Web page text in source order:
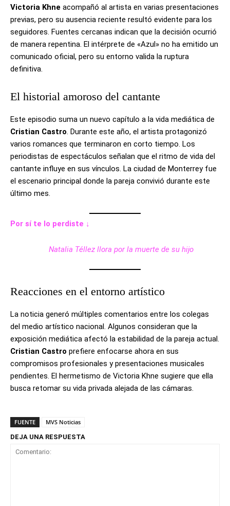
Victoria Khne acompañó al artista en varias presentaciones
previas, pero su ausencia reciente resultó evidente para los
seguidores. Fuentes cercanas indican que la decisión ocurrió
de manera repentina. El intérprete de «Azul» no ha emitido un
comunicado oficial, pero su entorno valida la ruptura
definitiva.
El historial amoroso del cantante
Este episodio suma un nuevo capítulo a la vida mediática de
Cristian Castro. Durante este año, el artista protagonizó
varios romances que terminaron en corto tiempo. Los
periodistas de espectáculos señalan que el ritmo de vida del
cantante influye en sus vínculos. La ciudad de Monterrey fue
el escenario principal donde la pareja convivió durante este
último mes.
Por sí te lo perdiste ↓
Natalia Téllez llora por la muerte de su hijo
Reacciones en el entorno artístico
La noticia generó múltiples comentarios entre los colegas
del medio artístico nacional. Algunos consideran que la
exposición mediática afectó la estabilidad de la pareja actual.
Cristian Castro prefiere enfocarse ahora en sus
compromisos profesionales y presentaciones musicales
pendientes. El hermetismo de Victoria Khne sugiere que ella
busca retomar su vida privada alejada de las cámaras.
FUENTE
MVS Noticias
DEJA UNA RESPUESTA